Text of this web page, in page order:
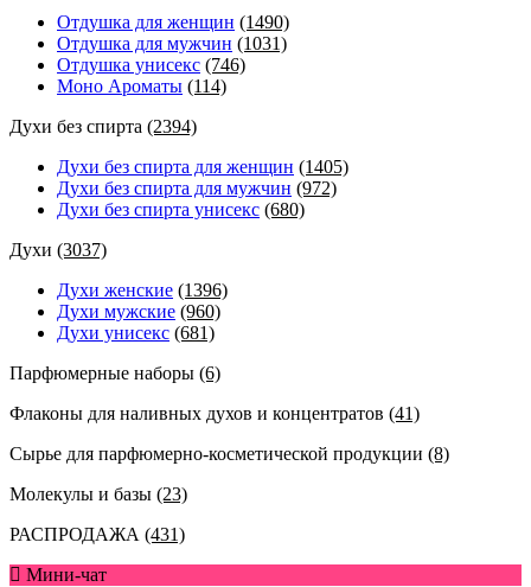
Отдушка для женщин (1490)
Отдушка для мужчин (1031)
Отдушка унисекс (746)
Моно Ароматы (114)
Духи без спирта (2394)
Духи без спирта для женщин (1405)
Духи без спирта для мужчин (972)
Духи без спирта унисекс (680)
Духи (3037)
Духи женские (1396)
Духи мужские (960)
Духи унисекс (681)
Парфюмерные наборы (6)
Флаконы для наливных духов и концентратов (41)
Сырье для парфюмерно-косметической продукции (8)
Молекулы и базы (23)
РАСПРОДАЖА (431)
Мини-чат